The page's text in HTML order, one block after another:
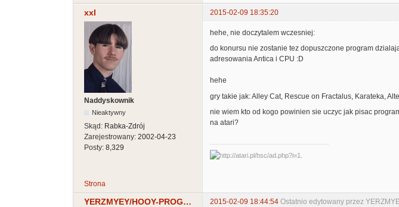
xxl 2015-02-09 18:35:20
Naddyskownik
Nieaktywny
Skąd: Rabka-Zdrój
Zarejestrowany: 2002-04-23
Posty: 8,329
hehe, nie doczytalem wczesniej:
do konursu nie zostanie tez dopuszczone program
adresowania Antica i CPU :D
hehe
gry takie jak: Alley Cat, Rescue on Fractalus, Karateka,
nie wiem kto od kogo powinien sie uczyc jak pisac
na atari?
Strona
YERZMYEY/HOOY-PROGRAM 2015-02-09 18:44:54 Ostatnio edytowany przez